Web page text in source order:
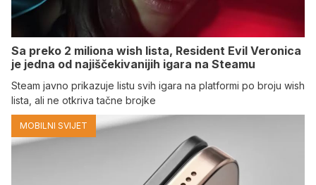
Sa preko 2 miliona wish lista, Resident Evil Veronica
je jedna od najiščekivanijih igara na Steamu
Steam javno prikazuje listu svih igara na platformi po broju wish
lista, ali ne otkriva tačne brojke
MOBILNI SVIJET